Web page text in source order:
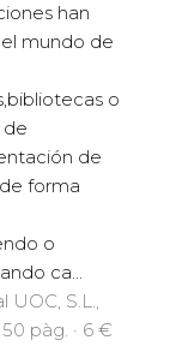
han
mundo de
o
de
de
forma
o
ca...
UOC, S.L.,
pàg. · 6 €